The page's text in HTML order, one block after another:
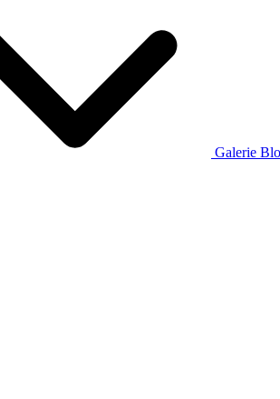
Galerie